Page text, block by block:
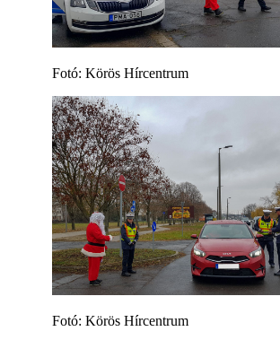
Fotó: Körös Hírcentrum
Fotó: Körös Hírcentrum